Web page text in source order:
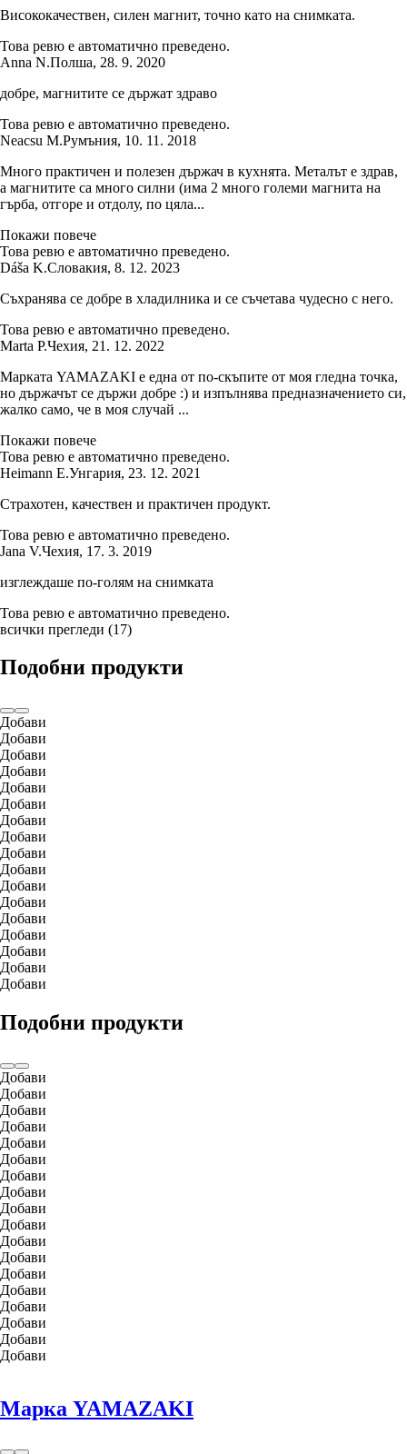
Висококачествен, силен магнит, точно като на снимката.
Това ревю е автоматично преведено.
Anna N.Полша, 28. 9. 2020
добре, магнитите се държат здраво
Това ревю е автоматично преведено.
Neacsu M.Румъния, 10. 11. 2018
Много практичен и полезен държач в кухнята. Металът е здрав,
а магнитите са много силни (има 2 много големи магнита на
гърба, отгоре и отдолу, по цяла...
Покажи повече
Това ревю е автоматично преведено.
Dáša K.Словакия, 8. 12. 2023
Съхранява се добре в хладилника и се съчетава чудесно с него.
Това ревю е автоматично преведено.
Marta P.Чехия, 21. 12. 2022
Марката YAMAZAKI е една от по-скъпите от моя гледна точка,
но държачът се държи добре :) и изпълнява предназначението си,
жалко само, че в моя случай ...
Покажи повече
Това ревю е автоматично преведено.
Heimann E.Унгария, 23. 12. 2021
Страхотен, качествен и практичен продукт.
Това ревю е автоматично преведено.
Jana V.Чехия, 17. 3. 2019
изглеждаше по-голям на снимката
Това ревю е автоматично преведено.
всички прегледи (17)
Подобни продукти
Добави
Добави
Добави
Добави
Добави
Добави
Добави
Добави
Добави
Добави
Добави
Добави
Добави
Добави
Добави
Добави
Добави
Подобни продукти
Добави
Добави
Добави
Добави
Добави
Добави
Добави
Добави
Добави
Добави
Добави
Добави
Добави
Добави
Добави
Добави
Добави
Добави
Марка YAMAZAKI